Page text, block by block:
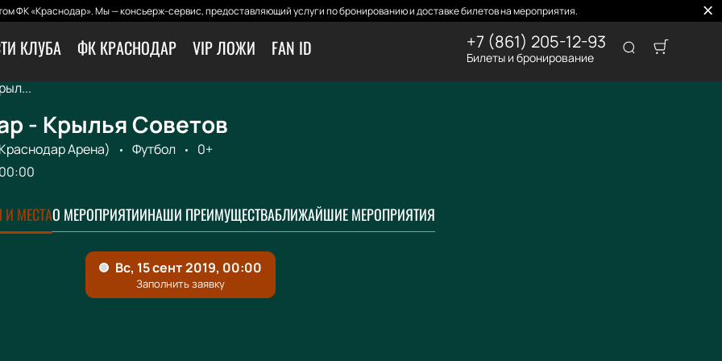
ФК «Краснодар». Мы — консьерж-сервис, предоставляющий услуги по бронированию и доставке билетов на мероприятия.
КЛУБА ФК КРАСНОДАР VIP ЛОЖИ FAN ID +7 (861) 205-12-93
Билеты и бронирование
- Крылья Советов
Арена) Футбол
0+
МЕСТАО МЕРОПРИЯТИИНАШИ ПРЕИМУЩЕСТВАБЛИЖАЙШИЕ МЕРОПРИЯТИЯ